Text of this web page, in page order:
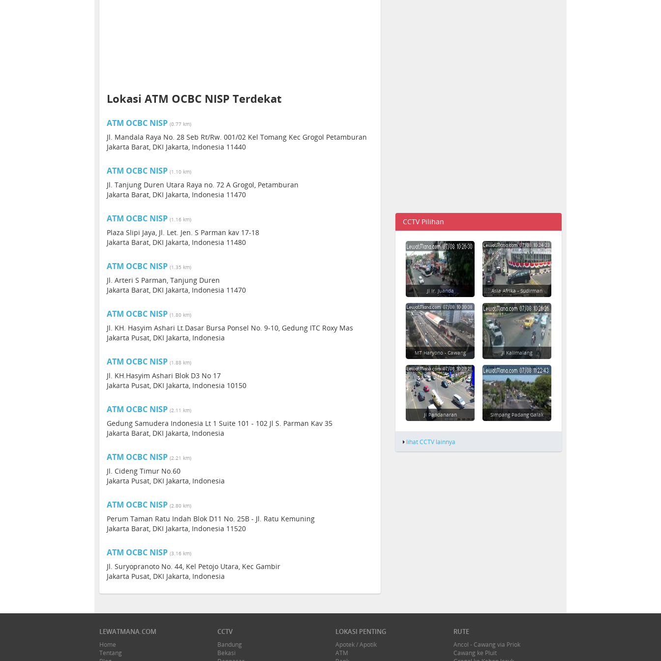
Lokasi ATM OCBC NISP Terdekat
ATM OCBC NISP (0.77 km)
Jl. Mandala Raya No. 28 Seb Rt/Rw. 001/02 Kel Tomang Kec Grogol Petamburan
Jakarta Barat, DKI Jakarta, Indonesia 11440
ATM OCBC NISP (1.10 km)
Jl. Tanjung Duren Utara Raya no. 72 A Grogol, Petamburan
Jakarta Barat, DKI Jakarta, Indonesia 11470
ATM OCBC NISP (1.16 km)
Plaza Slipi Jaya, Jl. Let. Jen. S Parman kav 17-18
Jakarta Barat, DKI Jakarta, Indonesia 11480
ATM OCBC NISP (1.35 km)
Jl. Arteri S Parman, Tanjung Duren
Jakarta Barat, DKI Jakarta, Indonesia 11470
ATM OCBC NISP (1.80 km)
Jl. KH. Hasyim Ashari Lt.Dasar Bursa Ponsel No. 9-10, Gedung ITC Roxy Mas
Jakarta Pusat, DKI Jakarta, Indonesia
ATM OCBC NISP (1.88 km)
Jl. KH.Hasyim Ashari Blok D3 No 17
Jakarta Pusat, DKI Jakarta, Indonesia 10150
ATM OCBC NISP (2.11 km)
Gedung Samudera Indonesia Lt 1 Suite 101 - 102 Jl S. Parman Kav 35
Jakarta Barat, DKI Jakarta, Indonesia
ATM OCBC NISP (2.21 km)
Jl. Cideng Timur No.60
Jakarta Pusat, DKI Jakarta, Indonesia
ATM OCBC NISP (2.80 km)
Perum Taman Ratu Indah Blok D11 No. 25B - Jl. Ratu Kemuning
Jakarta Barat, DKI Jakarta, Indonesia 11520
ATM OCBC NISP (3.16 km)
Jl. Suryopranoto No. 44, Kel Petojo Utara, Kec Gambir
Jakarta Pusat, DKI Jakarta, Indonesia
CCTV Pilihan
Jl Ir. Juanda Asia Afrika - Sudirman
MT Haryono - Cawang Jl Kalimalang
Jl Pandanaran Simpang Padang Galak
lihat CCTV lainnya
LEWATMANA.COM
Home
Tentang
CCTV
Bandung
Bekasi
LOKASI PENTING
Apotek / Apotik
ATM
RUTE
Ancol - Cawang via Priok
Cawang ke Pluit